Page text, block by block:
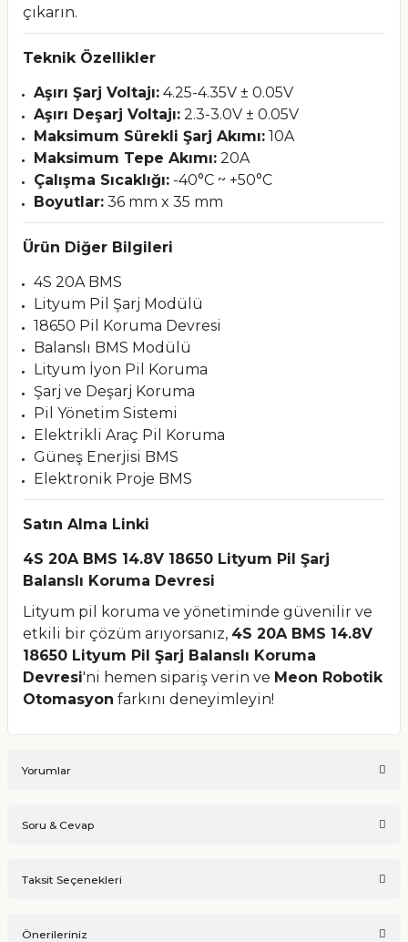
çıkarın.
Teknik Özellikler
Aşırı Şarj Voltajı: 4.25-4.35V ± 0.05V
Aşırı Deşarj Voltajı: 2.3-3.0V ± 0.05V
Maksimum Sürekli Şarj Akımı: 10A
Maksimum Tepe Akımı: 20A
Çalışma Sıcaklığı: -40°C ~ +50°C
Boyutlar: 36 mm x 35 mm
Ürün Diğer Bilgileri
4S 20A BMS
Lityum Pil Şarj Modülü
18650 Pil Koruma Devresi
Balanslı BMS Modülü
Lityum İyon Pil Koruma
Şarj ve Deşarj Koruma
Pil Yönetim Sistemi
Elektrikli Araç Pil Koruma
Güneş Enerjisi BMS
Elektronik Proje BMS
Satın Alma Linki
4S 20A BMS 14.8V 18650 Lityum Pil Şarj
Balanslı Koruma Devresi
Lityum pil koruma ve yönetiminde güvenilir ve
etkili bir çözüm arıyorsanız, 4S 20A BMS 14.8V
18650 Lityum Pil Şarj Balanslı Koruma
Devresi'ni hemen sipariş verin ve Meon Robotik
Otomasyon farkını deneyimleyin!
Yorumlar
Soru & Cevap
Taksit Seçenekleri
Önerileriniz